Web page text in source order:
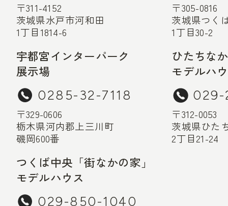
〒311-4152
茨城県水戸市河和田
1丁目1814-6
〒305-0816
茨城県つく
1丁目30-2
宇都宮インターパーク
展示場
0285-32-7118
〒329-0606
栃木県河内郡上三川町
磯岡600番
ひたちな
モデルハ
029-
〒312-0053
茨城県ひた
2丁目21-24
つくば中央「街なかの家」
モデルハウス
029-850-1040